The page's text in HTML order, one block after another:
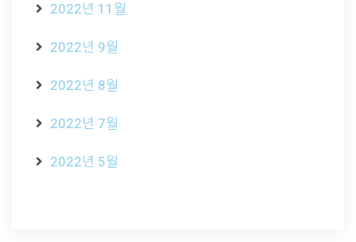
2022년 11월
2022년 9월
2022년 8월
2022년 7월
2022년 5월